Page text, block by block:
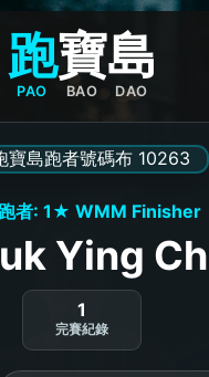
跑
PAO
寶
BAO
島
DAO
者: 1★ WMM Finisher
Ying
1
完賽紀錄